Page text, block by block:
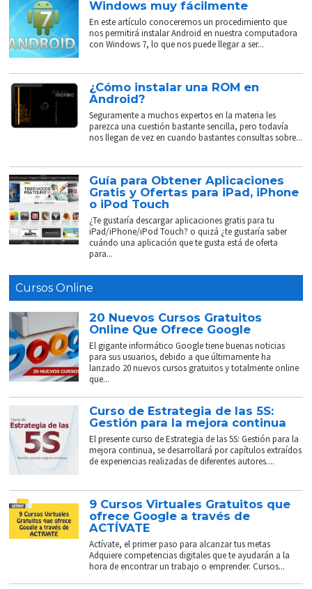
Windows muy fácilmente
En este artículo conoceremos un procedimiento que
nos permitirá instalar Android en nuestra computadora
con Windows 7, lo que nos puede llegar a ser...
¿Cómo instalar una ROM en
Android?
Seguramente a muchos expertos en la materia les
parezca una cuestión bastante sencilla, pero todavía
nos llegan de vez en cuando bastantes consultas sobre...
Guía para Obtener Aplicaciones
Gratis y Ofertas para iPad, iPhone
o iPod Touch
¿Te gustaría descargar aplicaciones gratis para tu
iPad/iPhone/iPod Touch? o quizá ¿te gustaría saber
cuándo una aplicación que te gusta está de oferta
para...
Cursos Online
20 Nuevos Cursos Gratuitos
Online Que Ofrece Google
El gigante informático Google tiene buenas noticias
para sus usuarios, debido a que últimamente ha
lanzado 20 nuevos cursos gratuitos y totalmente online
que...
Curso de Estrategia de las 5S:
Gestión para la mejora continua
El presente curso de Estrategia de las 5S: Gestión para la
mejora continua, se desarrollará por capítulos extraídos
de experiencias realizadas de diferentes autores....
9 Cursos Virtuales Gratuitos que
ofrece Google a través de
ACTÍVATE
Actívate, el primer paso para alcanzar tus metas
Adquiere competencias digitales que te ayudarán a la
hora de encontrar un trabajo o emprender. Cursos...